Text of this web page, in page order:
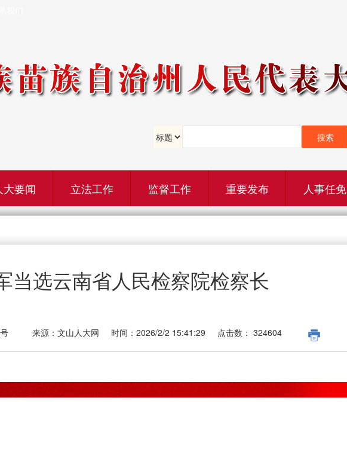
大要闻 立法工作 监督工作 重要发布 人事任免
当选云南省人民检察院检察长
号 来源：文山人大网 时间：2026/2/2 15:41:29 点击数： 324604